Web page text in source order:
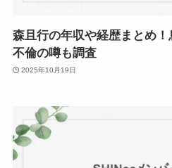
森且行の年収や経歴まとめ
不倫の噂も調査
2025年10月19日